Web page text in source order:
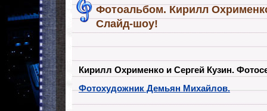
Фотоальбом. Кирилл
Слайд-шоу!
Кирилл Охрименко и Сергей Кузин.
Фотохудожник Демьян Михайлов.